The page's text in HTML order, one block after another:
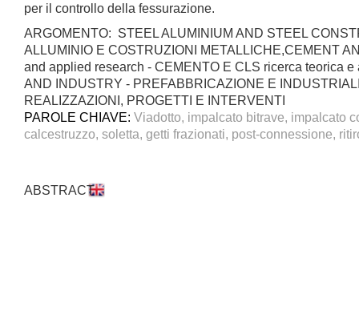
per il controllo della fessurazione.
ARGOMENTO: STEEL ALUMINIUM AND STEEL
ALLUMINIO E COSTRUZIONI METALLICHE,CEMENT
and applied research - CEMENTO E CLS ricerca teorica
AND INDUSTRY - PREFABBRICAZIONE E
REALIZZAZIONI, PROGETTI E INTERVENTI
PAROLE CHIAVE: Viadotto, impalcato bitrave, impalcato
calcestruzzo, soletta, getti frazionati, post-connessione,
ABSTRACT